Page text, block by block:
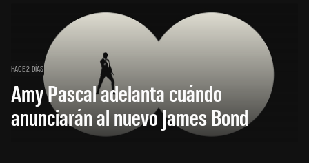
HACE 2 DÍAS
Amy Pascal adelanta cuándo
anunciarán al nuevo James Bond